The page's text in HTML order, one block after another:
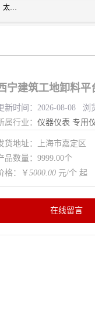
上海宇叶电子科技有限公司是吊钩视频监控、升降机监控、卸料平台监控、塔吊防碰撞、黑匣子防碰撞、风速仪，太阳能障碍灯安全提示灯等一系列升降机的常用配件产品专业研发生产加工的公司，拥有完整、科学的质量管理体系。
宁建筑工地卸料平
新时间：2026-08-08 浏
属行业： 仪器仪表 专用
货地址：上海市嘉定区
品数量：9999.00个
格：￥ 5000.00 元/个 起
在线留言